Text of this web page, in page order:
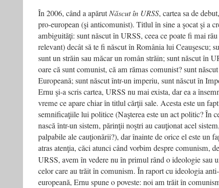
În 2006, când a apărutNăscut în URSS, cartea sa de
pro-european (şi anticomunist). Titlul în sine a şocat şi a
ambiguităţi: sunt născut în URSS, ceea ce poate fi mai
relevant) decât să te fi născut în România lui Ceauşescu;
sunt un străin sau măcar un român străin; sunt născut în
oare că sunt comunist, că am rămas comunist? sunt
Europeană; sunt născut într-un imperiu, sunt născut în
Ernu şi-a scris cartea, URSS nu mai exista, dar ea a
vreme ce apare chiar în titlul cărţii sale. Acesta este un
semnificaţiile lui politice (Naşterea este un act politic? În
nască într-un sistem, părinţii noştri au cauţionat acel
palpabile ale cauţionării?), dar înainte de orice el este un
atras atenţia, căci atunci când vorbim despre comunism,
URSS, avem în vedere nu în primul rând o ideologie sau
celor care au trăit în comunism. În raport cu ideologia
europeană, Ernu spune o poveste: noi am trăit în